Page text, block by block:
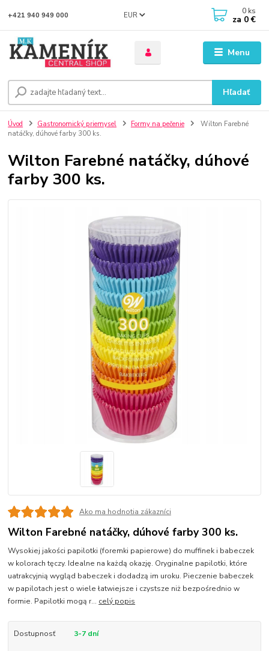
Menu
EUR
Hľadať
+421 940 949 000 0 ks
za 0 €
Úvod Gastronomický priemysel Formy na pečenie
Wilton Farebné
natáčky, dúhové farby 300 ks.
Wilton Farebné natáčky, dúhové
farby 300 ks.
Ako ma hodnotia zákazníci
Wilton Farebné natáčky, dúhové farby 300 ks.
Wysokiej jakości papilotki (foremki papierowe) do muffinek i babeczek
w kolorach tęczy. Idealne na każdą okazję. Oryginalne papilotki, które
uatrakcyjnią wygląd babeczek i dodadzą im uroku. Pieczenie babeczek
w papilotach jest o wiele łatwiejsze i czystsze niż bezpośrednio w
formie. Papilotki mogą r... celý popis
Dostupnosť 3-7 dní